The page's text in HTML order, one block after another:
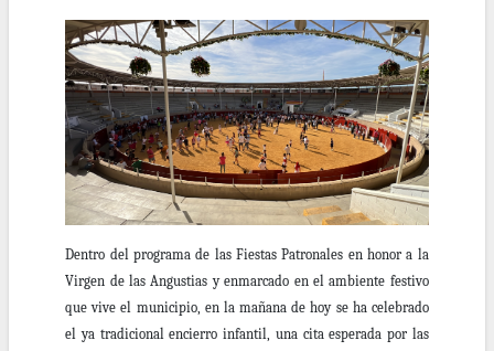
Dentro del programa de las Fiestas Patronales en honor a la
Virgen de las Angustias y enmarcado en el ambiente festivo
que vive el municipio, en la mañana de hoy se ha celebrado
el ya tradicional encierro infantil, una cita esperada por las